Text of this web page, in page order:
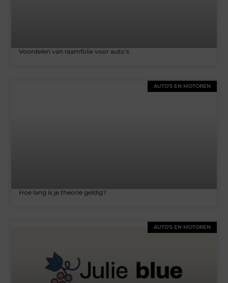
Voordelen van raamfolie voor auto's
AUTO'S EN MOTOREN
Hoe lang is je theorie geldig?
AUTO'S EN MOTOREN